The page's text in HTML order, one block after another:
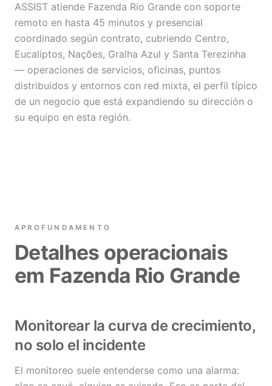
ASSIST atiende Fazenda Rio Grande con soporte
remoto en hasta 45 minutos y presencial
coordinado según contrato, cubriendo Centro,
Eucaliptos, Nações, Gralha Azul y Santa Terezinha
— operaciones de servicios, oficinas, puntos
distribuidos y entornos con red mixta, el perfil típico
de un negocio que está expandiendo su dirección o
su equipo en esta región.
APROFUNDAMENTO
Detalhes operacionais
em Fazenda Rio Grande
Monitorear la curva de crecimiento,
no solo el incidente
El monitoreo suele entenderse como una alarma: